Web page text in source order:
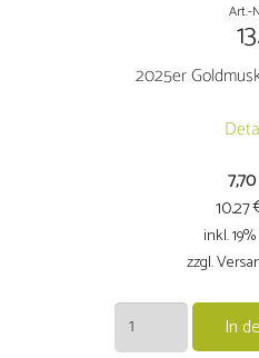
Art.-
13.
2025er
7,70
10.27
inkl.
zzgl.
2025er
Goldmuskateller
In